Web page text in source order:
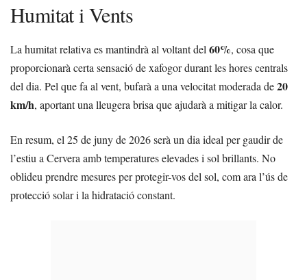
Humitat i Vents
La humitat relativa es mantindrà al voltant del60%, cosa que
proporcionarà certa sensació de xafogor durant les hores centrals
del dia. Pel que fa al vent, bufarà a una velocitat moderada de20
km/h, aportant una lleugera brisa que ajudarà a mitigar la calor.
En resum, el 25 de juny de 2026 serà un dia ideal per gaudir de
l’estiu a Cervera amb temperatures elevades i sol brillants. No
oblideu prendre mesures per protegir-vos del sol, com ara l’ús de
protecció solar i la hidratació constant.